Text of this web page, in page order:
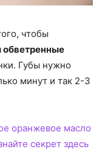
чтобы
Губы нужно
минут и так 2-3
оранжевое масло
секрет здесь